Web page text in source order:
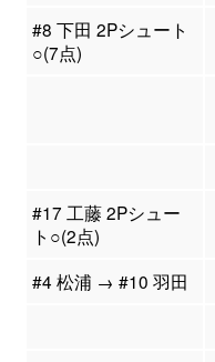
#8 下田 2Pシュート
○(7点)
#17 工藤 2Pシュー
ト○(2点)
#4 松浦 → #10 羽田